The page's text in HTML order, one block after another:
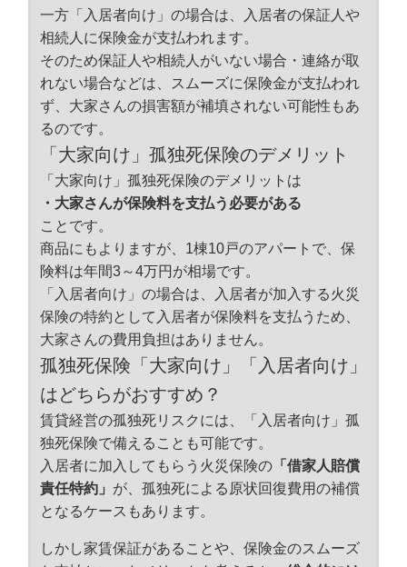
一方「入居者向け」の場合は、入居者の保証人や
相続人に保険金が支払われます。
そのため保証人や相続人がいない場合・連絡が取
れない場合などは、スムーズに保険金が支払われ
ず、大家さんの損害額が補填されない可能性もあ
るのです。
「大家向け」孤独死保険のデメリット
「大家向け」孤独死保険のデメリットは
・大家さんが保険料を支払う必要がある
ことです。
商品にもよりますが、1棟10戸のアパートで、保
険料は年間3～4万円が相場です。
「入居者向け」の場合は、入居者が加入する火災
保険の特約として入居者が保険料を支払うため、
大家さんの費用負担はありません。
孤独死保険「大家向け」「入居者向け」
はどちらがおすすめ？
賃貸経営の孤独死リスクには、「入居者向け」孤
独死保険で備えることも可能です。
入居者に加入してもらう火災保険の 「借家人賠償
責任特約」 が、孤独死による原状回復費用の補償
となるケースもあります。
しかし家賃保証があることや、保険金のスムーズ